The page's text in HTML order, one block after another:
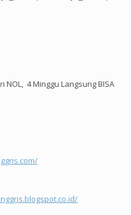
NOL, 4 Minggu Langsung BISA